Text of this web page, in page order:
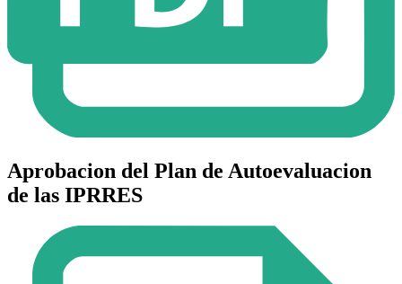
Aprobacion del Plan de Autoevaluacion
de las IPRRES